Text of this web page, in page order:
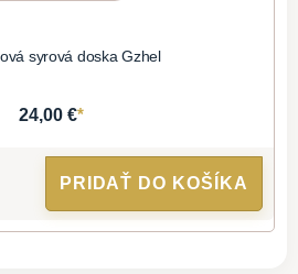
syrová doska Gzhel
24,00 €*
PRIDAŤ DO KOŠÍKA